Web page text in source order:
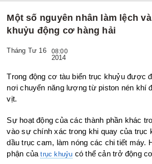
Một số nguyên nhân làm lệch
khuỷu động cơ hàng hải
Tháng Tư 16 08:00
2014
Trong động cơ tàu biển trục khuỷu được đặt ở trung tâm, là
nơi chuyển năng lượng từ piston nén khí
vịt.
Sự hoạt động của các thành phần khác
vào sự chính xác trong khi quay của trục
dầu trục cam, làm nóng các chi tiết máy.
phận củatrục khuỷu có thể cản trở động